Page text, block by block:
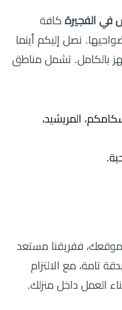
في الفجيرة كافة
نصل إليكم أينما
بالكامل. تشمل مناطق
المريشيد،
موقعك، ففريقنا مستعد
تامة، مع الالتزام
العمل داخل منزلك.